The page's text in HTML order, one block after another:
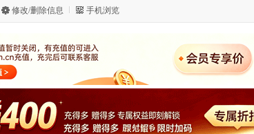
修改/删除信息 手机浏览